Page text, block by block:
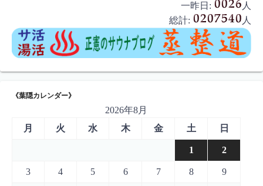
一昨日:
人
総計:
人
《葉隠カレンダー》
2026年8月
月
火 水 木 金 土 日
1 2
3 4 5 6 7 8 9